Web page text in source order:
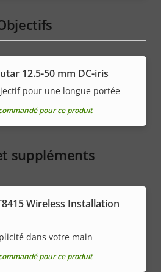
12.5-50 mm DC-iris
pour une longue portée
pour ce produit
suppléments
Wireless Installation
dans votre main
pour ce produit